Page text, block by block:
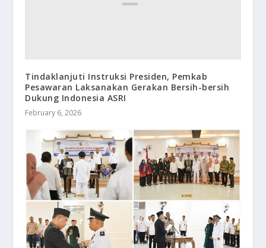
Tindaklanjuti Instruksi Presiden, Pemkab
Pesawaran Laksanakan Gerakan Bersih-bersih
Dukung Indonesia ASRI
February 6, 2026